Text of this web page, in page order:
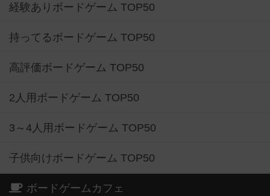
経験ありボードゲーム TOP50
持ってるボードゲーム TOP50
高評価ボードゲーム TOP50
2人用ボードゲーム TOP50
3～4人用ボードゲーム TOP50
子供向けボードゲーム TOP50
ボードゲームカフェ